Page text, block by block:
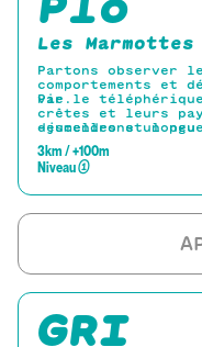
Les
Partons observer
comportements et
vie.
Par le
crêtes et leurs
descendrons un
téléphérique
-jumelles et
3km / +100m
Niveau①
GRI